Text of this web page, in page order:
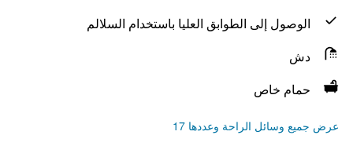
الوصول إلى الطوابق العليا باستخدام السلالم
دش
حمام خاص
عرض جميع وسائل الراحة وعددها 17